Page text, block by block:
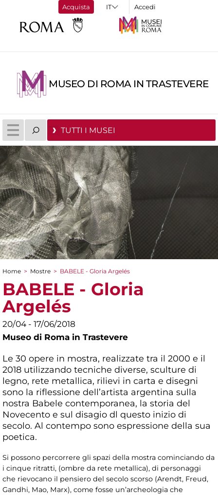
Acquista Accedi
MUSEO DI ROMA IN TRASTEVERE
TUTTI I MUSEI
Tu sei qui
Home > Mostre > BABELE - Gloria Argelés
BABELE - Gloria
Argelés
20/04 - 17/06/2018
Museo di Roma in Trastevere
Le 30 opere in mostra, realizzate tra il 2000 e il
2018 utilizzando tecniche diverse, sculture di
legno, rete metallica, rilievi in carta e disegni
sono la riflessione dell’artista argentina sulla
nostra Babele contemporanea, la storia del
Novecento e sul disagio dl questo inizio di
secolo. Al contempo sono espressione della sua
poetica.
Si possono percorrere gli spazi della mostra cominciando da
i cinque ritratti, (ombre da rete metallica), di personaggi
che rievocano il pensiero del secolo scorso (Arendt, Freud,
Gandhi, Mao, Marx), come fosse un’archeologia che